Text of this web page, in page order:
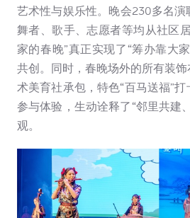
艺术性与娱乐性。晚会230多名演
舞者、歌手、志愿者等均从社区
家的春晚”真正实现了“筹办靠大
共创。同时，春晚场外的所有装
术美育社承包，特色“百马送福”
参与体验，生动诠释了“邻里共建
观。